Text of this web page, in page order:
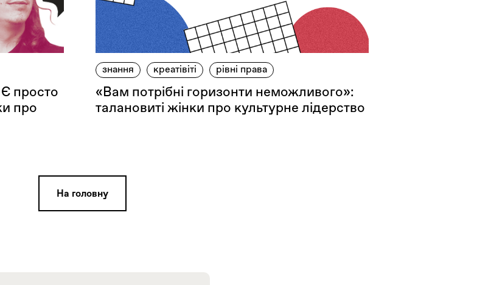
просто
про
знання креатівіті рівні права
«Вам потрібні горизонти неможливого»:
талановиті жінки про культурне лідерство
На головну